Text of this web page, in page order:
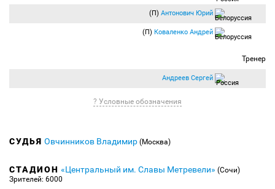
(П) Антонович Юрий
(П) Коваленко Андрей
Тренер
Андреев Сергей
? Условные обозначения
СУДЬЯ Овчинников Владимир (Москва)
СТАДИОН «Центральный им. Славы Метревели» (Сочи)
Зрителей: 6000